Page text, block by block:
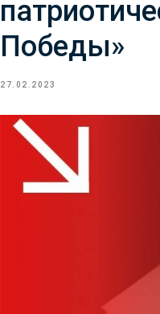
Победы»
27.02.2023